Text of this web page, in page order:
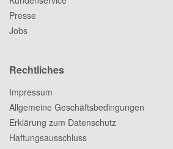
Presse
Jobs
Rechtliches
Impressum
Allgemeine Geschäftsbedingungen
Erklärung zum Datenschutz
Haftungsausschluss